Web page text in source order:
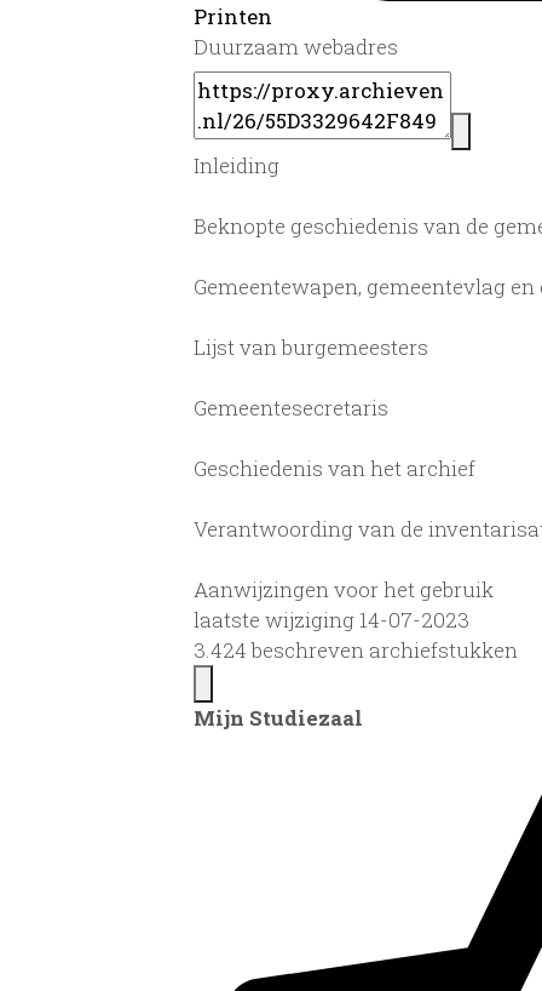
Printen
Duurzaam webadres
Inleiding
Beknopte geschiedenis van de
Gemeentewapen, gemeentevlag
Lijst van burgemeesters
Gemeentesecretaris
Geschiedenis van het archief
Verantwoording van de
Aanwijzingen voor het gebruik
laatste wijziging 14-07-2023
3.424 beschreven archiefstukken
Mijn Studiezaal